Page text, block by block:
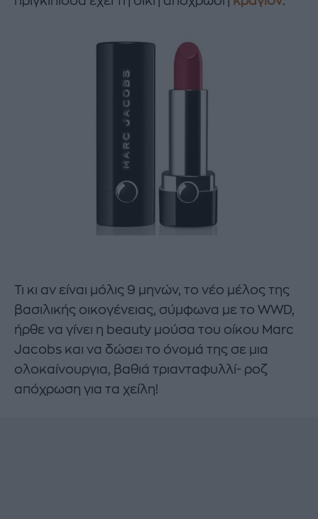
Τι κι αν είναι μόλις 9 μηνών, το νέο μέλος της
βασιλικής οικογένειας, σύμφωνα με το WWD,
ήρθε να γίνει η beauty μούσα του οίκου Marc
Jacobs και να δώσει το όνομά της σε μια
ολοκαίνουργια, βαθιά τριανταφυλλί- ροζ
απόχρωση για τα χείλη!